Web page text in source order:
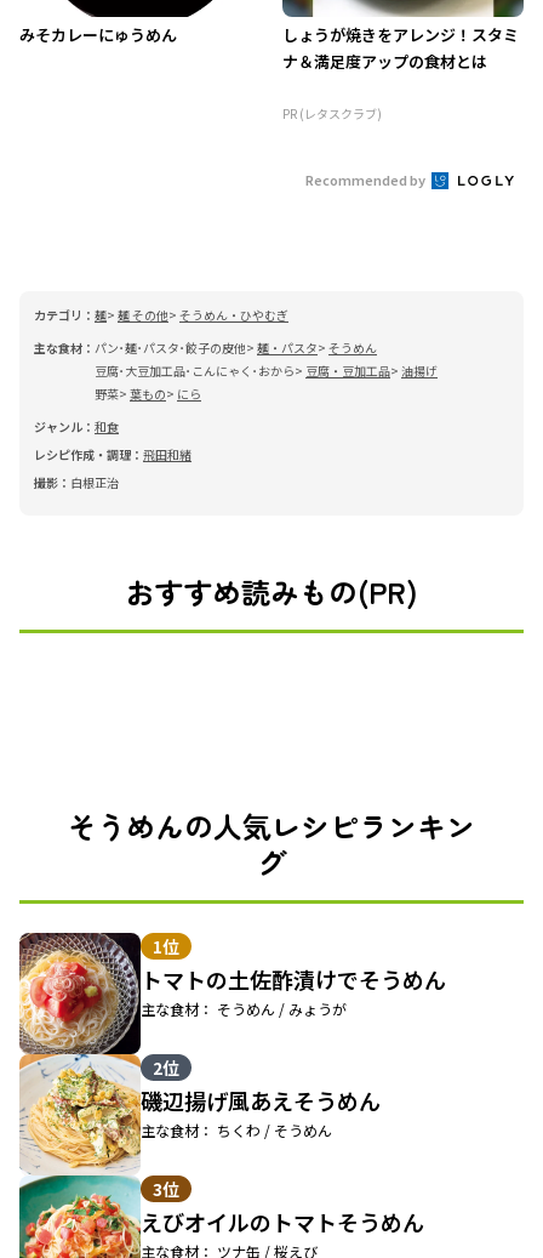
みそカレーにゅうめん
しょうが焼きをアレンジ！スタミ
ナ＆満足度アップの食材とは
PR (レタスクラブ)
Recommended by
カテゴリ： 麺 麺 その他
そうめん・ひやむぎ
主な食材： パン･麺･パスタ･餃子の皮他 麺・パスタ
そうめん
豆腐･大豆加工品･こんにゃく･おから
豆腐・豆加工品 油揚げ
野菜 葉もの
にら
ジャンル： 和食
レシピ作成・調理： 飛田和緒
撮影： 白根正治
おすすめ読みもの(PR)
そうめんの人気レシピランキン
グ
1位
トマトの土佐酢漬けでそうめん
主な食材： そうめん / みょうが
2位
磯辺揚げ風あえそうめん
主な食材： ちくわ / そうめん
3位
えびオイルのトマトそうめん
主な食材： ツナ缶 / 桜えび